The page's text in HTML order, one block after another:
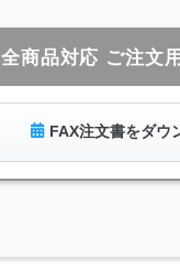
全商品対応 ご注文
FAX注文書をダウ